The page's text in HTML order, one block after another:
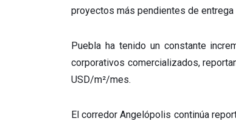
proyectos más pendientes de
Puebla ha tenido un constante
corporativos comercializados,
USD/m²/mes.
El corredor Angelópolis continúa